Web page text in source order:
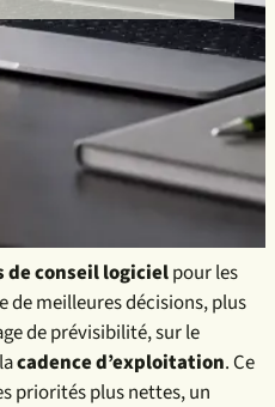
de conseil logicielpour les
meilleures décisions, plus
de prévisibilité, sur le
cadence d’exploitation. Ce
priorités plus nettes, un